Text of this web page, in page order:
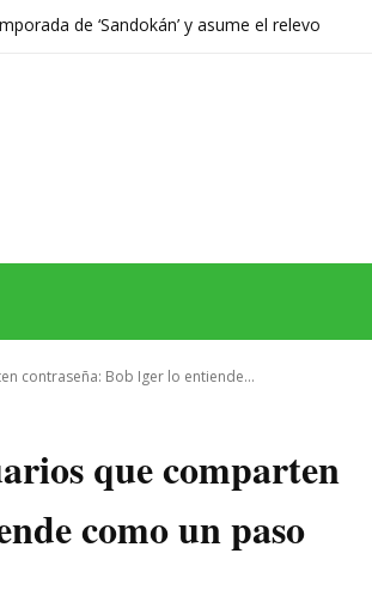
de ‘Sandokán’ y asume el relevo
contraseña: Bob Iger lo entiende...
que comparten
como un paso